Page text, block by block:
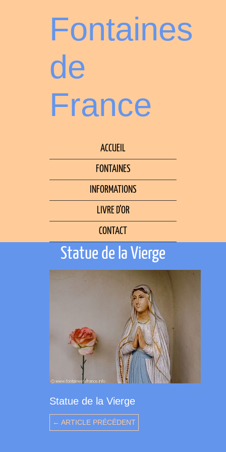
Fontaines
de
France
ACCUEIL
FONTAINES
INFORMATIONS
LIVRE D’OR
CONTACT
Statue de la Vierge
Statue de la Vierge
← ARTICLE PRÉCÉDENT